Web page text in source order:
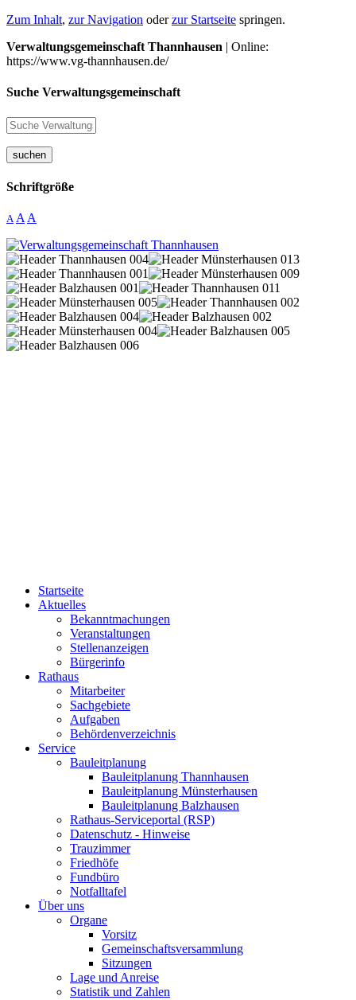
Zum Inhalt, zur Navigation oderzur Startseite springen.
Verwaltungsgemeinschaft Thannhausen | Online:
https://www.vg-thannhausen.de/
Suche Verwaltungsgemeinschaft
suchen
Schriftgröße
A A A
Startseite
Aktuelles
Bekanntmachungen
Veranstaltungen
Stellenanzeigen
Bürgerinfo
Rathaus
Mitarbeiter
Sachgebiete
Aufgaben
Behördenverzeichnis
Service
Bauleitplanung
Bauleitplanung Thannhausen
Bauleitplanung Münsterhausen
Bauleitplanung Balzhausen
Rathaus-Serviceportal (RSP)
Datenschutz - Hinweise
Trauzimmer
Friedhöfe
Fundbüro
Notfalltafel
Über uns
Organe
Vorsitz
Gemeinschaftsversammlung
Sitzungen
Lage und Anreise
Statistik und Zahlen